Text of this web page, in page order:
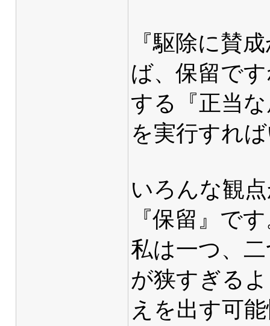
『駆除に賛
ば、保留で
する『正当
を実行すれ
いろんな観
『保留』で
私は一つ、
が狭すぎる
えを出す可